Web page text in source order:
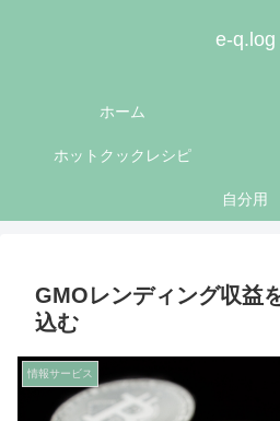
e-q.log
ホーム
ホットクックレシピ
自分用
GMOレンディング収益
込む
情報サービス